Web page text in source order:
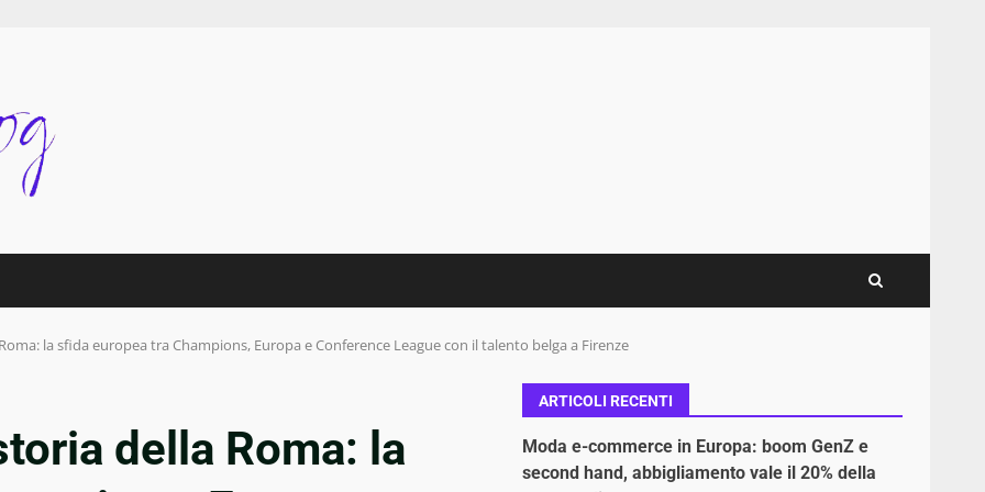
la sfida europea tra Champions, Europa e Conference League con il talento belga a Firenze
della Roma: la
ARTICOLI RECENTI
Moda e-commerce in Europa: boom GenZ e
second hand, abbigliamento vale il 20% della